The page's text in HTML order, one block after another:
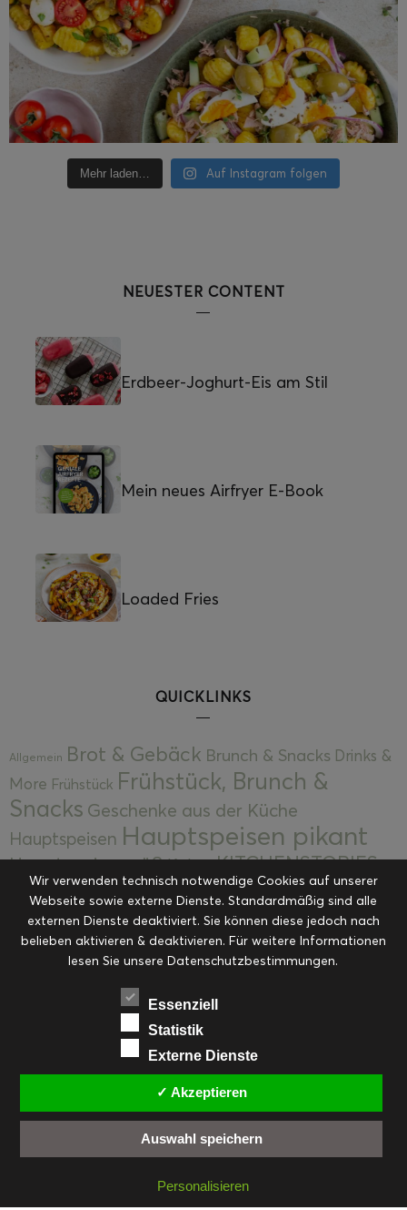
Mehr laden… Auf Instagram folgen
NEUESTER CONTENT
Erdbeer-Joghurt-Eis am Stil
Mein neues Airfryer E-Book
Loaded Fries
QUICKLINKS
Allgemein Brot & Gebäck Brunch & Snacks Drinks &
More Frühstück Frühstück, Brunch &
Snacks Geschenke aus der Küche
Hauptspeisen Hauptspeisen pikant
Hauptspeisen süßKekseKITCHENSTORIES
Kuchen, Torten & Desserts Kuchen und
Desserts Kulinarik Kulinarische Mitbringsel &
Eingemachtes Ohne Kategorie Ostern Resteküche
RezepteSaisonalSliderStartseite
Suppen, Salate & Vorspeisen
Vorspeisen, Salate & Suppen
Weihnachten Workshops & Events
FACEBOOK PINTEREST
EMAIL
INSTAGRAM
Wir verwenden technisch notwendige Cookies auf unserer
Webseite sowie externe Dienste. Standardmäßig sind alle
externen Dienste deaktiviert. Sie können diese jedoch nach
belieben aktivieren & deaktivieren. Für weitere Informationen
lesen Sie unsere Datenschutzbestimmungen.
Essenziell
Statistik
Externe Dienste
✓ Akzeptieren
Auswahl speichern
Personalisieren